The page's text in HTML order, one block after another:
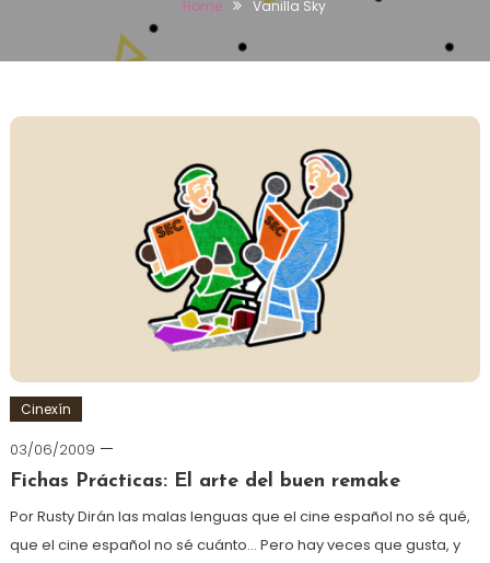
Home Vanilla Sky
Cinexín
03/06/2009
Fichas Prácticas: El arte del buen remake
Por Rusty Dirán las malas lenguas que el cine español no sé qué,
que el cine español no sé cuánto… Pero hay veces que gusta, y